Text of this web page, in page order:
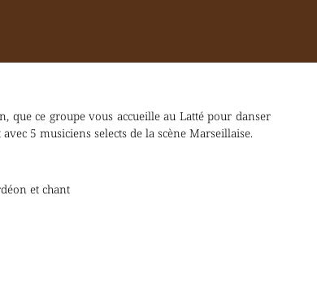
que ce groupe vous accueille au Latté pour danser
5 musiciens selects de la scène Marseillaise.
et chant